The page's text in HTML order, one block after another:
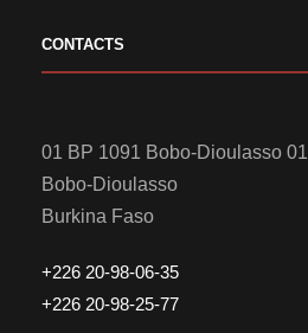
CONTACTS
01 BP 1091 Bobo-Dioulasso 01
Bobo-Dioulasso
Burkina Faso
+226 20-98-06-35
+226 20-98-25-77